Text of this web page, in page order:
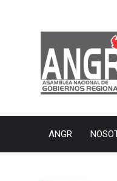
ANGR